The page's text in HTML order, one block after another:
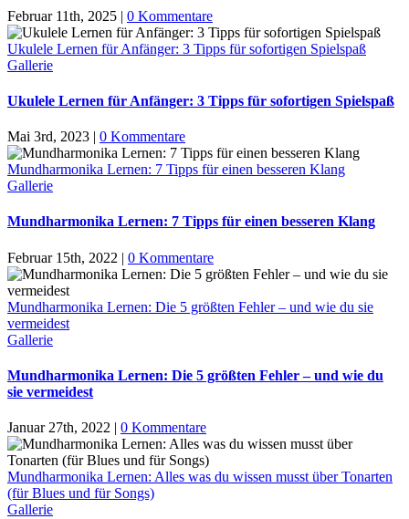
Februar 11th, 2025 | 0 Kommentare
Ukulele Lernen für Anfänger: 3 Tipps für sofortigen Spielspaß
Gallerie
Ukulele Lernen für Anfänger: 3 Tipps für sofortigen Spielspaß
Mai 3rd, 2023 | 0 Kommentare
Mundharmonika Lernen: 7 Tipps für einen besseren Klang
Gallerie
Mundharmonika Lernen: 7 Tipps für einen besseren Klang
Februar 15th, 2022 | 0 Kommentare
Mundharmonika Lernen: Die 5 größten Fehler – und wie du sie
vermeidest
Gallerie
Mundharmonika Lernen: Die 5 größten Fehler – und wie du
sie vermeidest
Januar 27th, 2022 | 0 Kommentare
Mundharmonika Lernen: Alles was du wissen musst über Tonarten
(für Blues und für Songs)
Gallerie